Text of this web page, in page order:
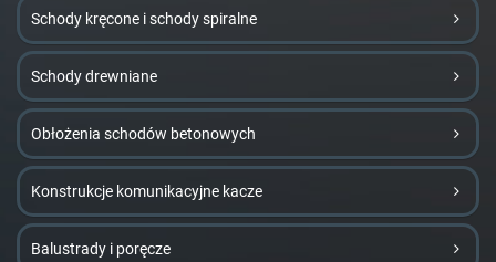
Schody kręcone i schody spiralne
Schody drewniane
Obłożenia schodów betonowych
Konstrukcje komunikacyjne kacze
Balustrady i poręcze